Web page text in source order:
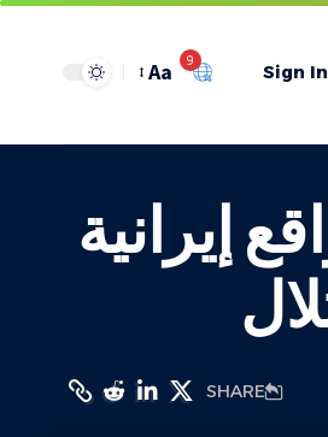
Sign In
9
Aa
إيرانية
SHARE